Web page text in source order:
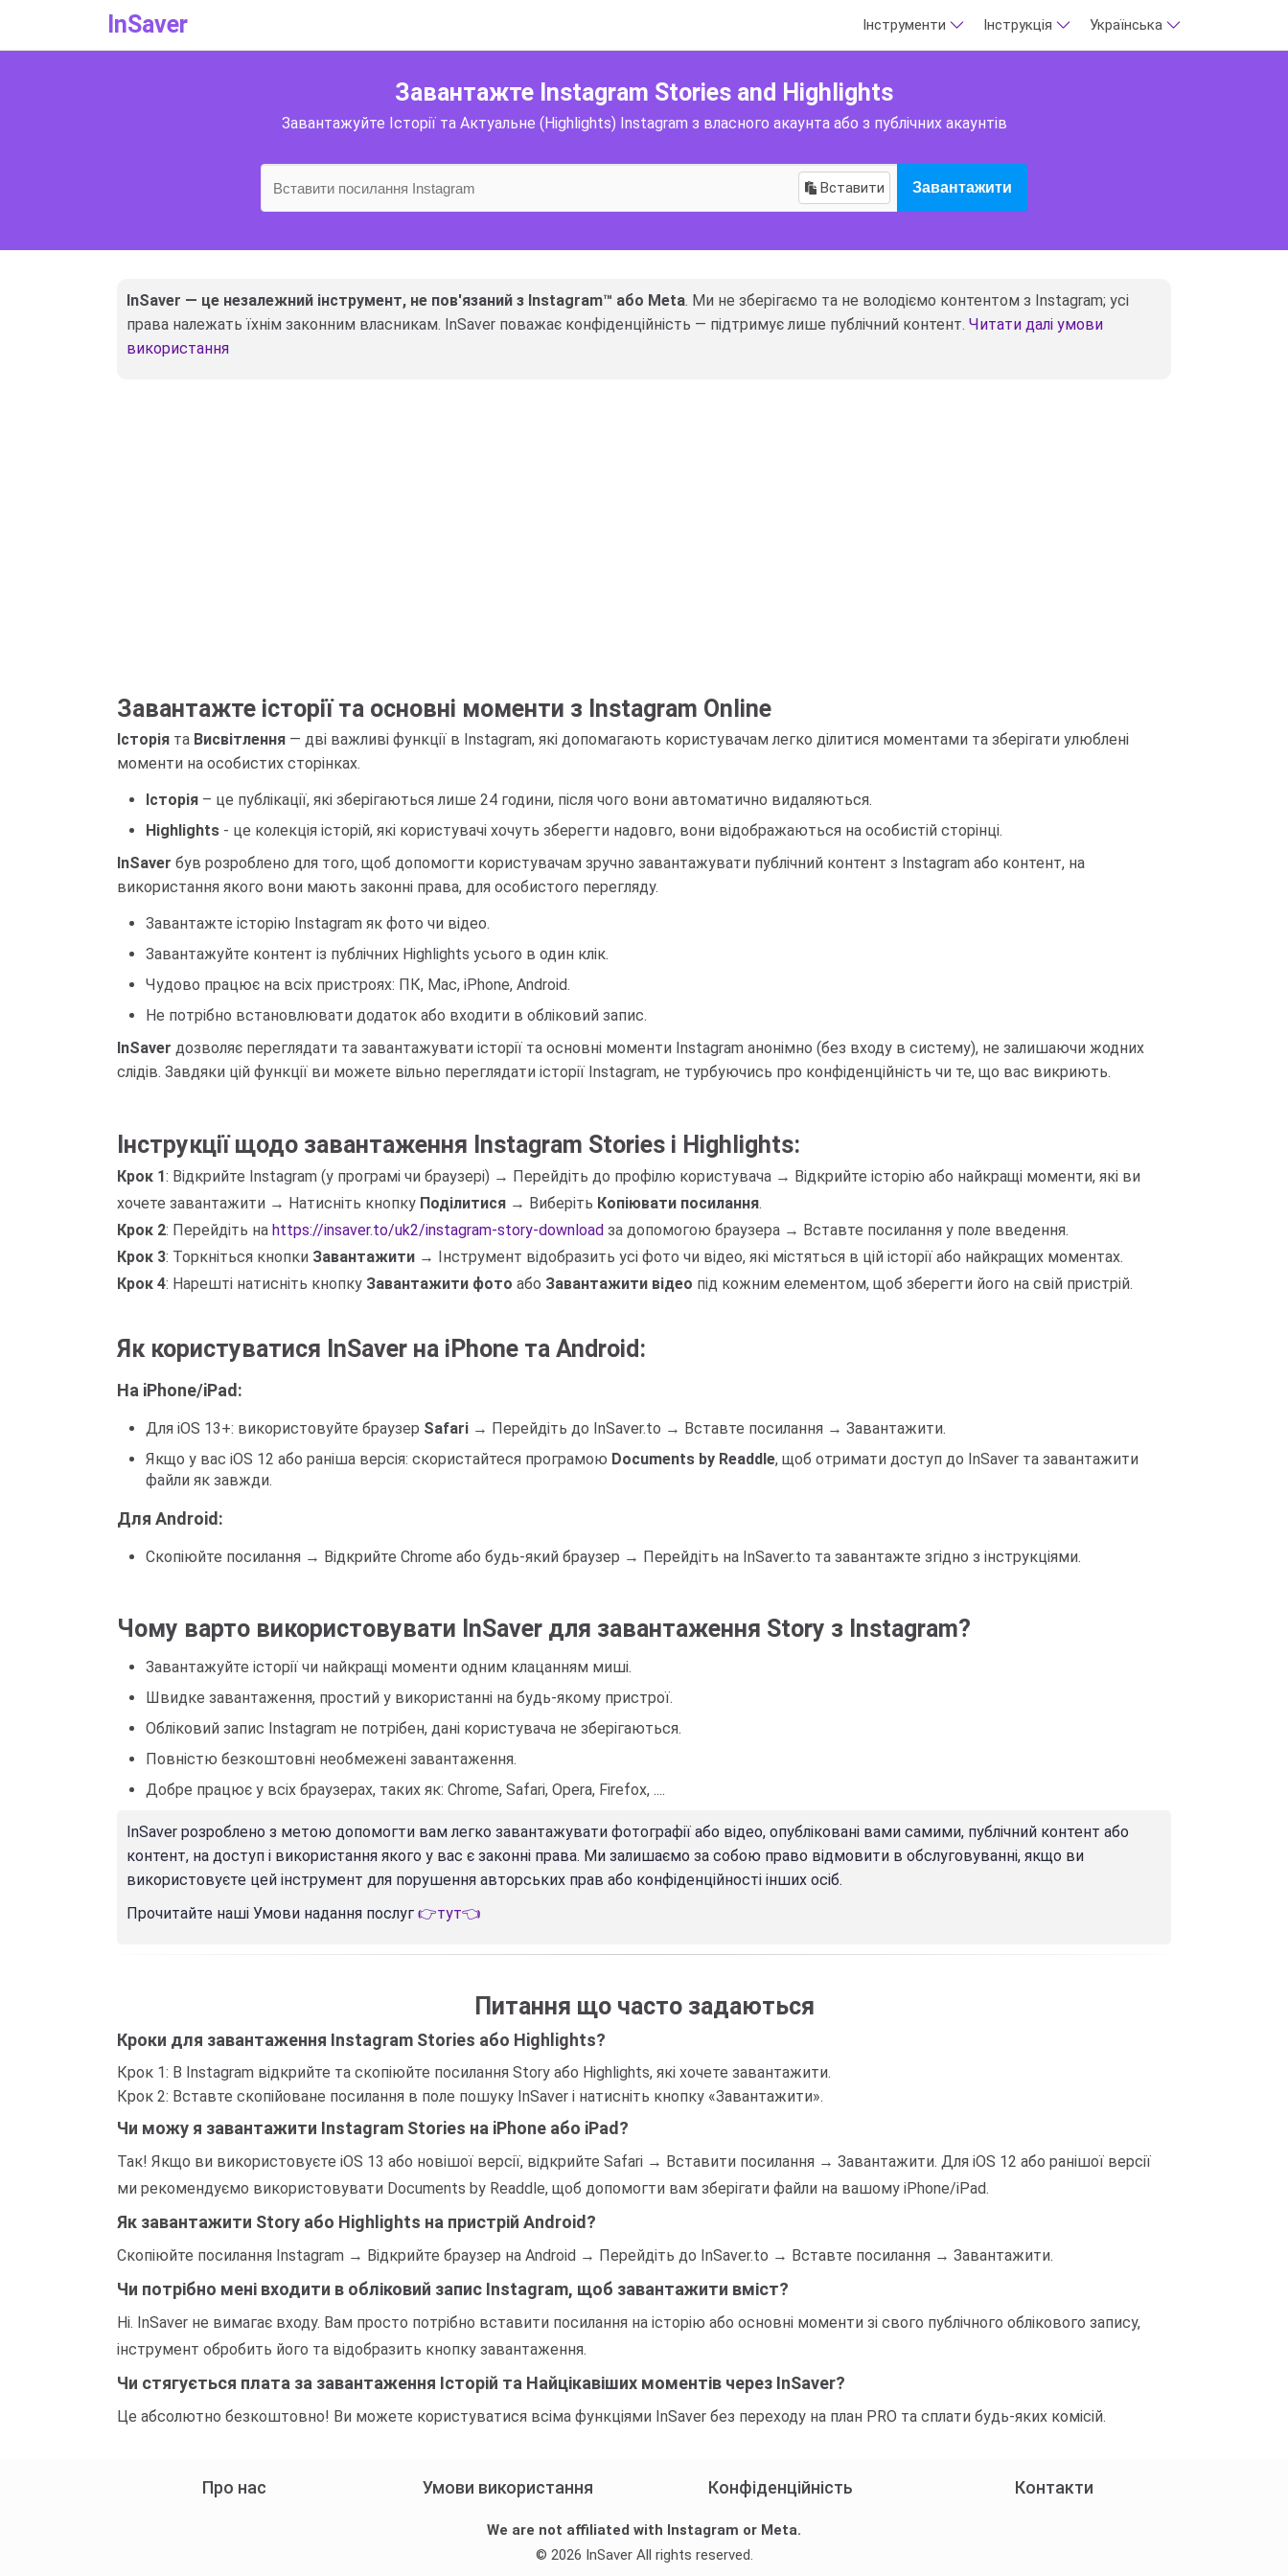
InSaver Інструменти Інструкція Українська
Завантажте Instagram Stories and Highlights
Завантажуйте Історії та Актуальне (Highlights) Instagram з власного акаунта або з публічних акаунтів
Вставити Завантажити
InSaver — це незалежний інструмент, не пов'язаний з Instagram™ або Meta. Ми не зберігаємо та не володіємо контентом з Instagram; усі
права належать їхнім законним власникам. InSaver поважає конфіденційність — підтримує лише публічний контент. Читати далі умови
використання
Завантажте історії та основні моменти з Instagram Online
Історія та Висвітлення — дві важливі функції в Instagram, які допомагають користувачам легко ділитися моментами та зберігати улюблені
моменти на особистих сторінках.
Історія – це публікації, які зберігаються лише 24 години, після чого вони автоматично видаляються.
Highlights - це колекція історій, які користувачі хочуть зберегти надовго, вони відображаються на особистій сторінці.
InSaver був розроблено для того, щоб допомогти користувачам зручно завантажувати публічний контент з Instagram або контент, на
використання якого вони мають законні права, для особистого перегляду.
Завантажте історію Instagram як фото чи відео.
Завантажуйте контент із публічних Highlights усього в один клік.
Чудово працює на всіх пристроях: ПК, Mac, iPhone, Android.
Не потрібно встановлювати додаток або входити в обліковий запис.
InSaver дозволяє переглядати та завантажувати історії та основні моменти Instagram анонімно (без входу в систему), не залишаючи жодних
слідів. Завдяки цій функції ви можете вільно переглядати історії Instagram, не турбуючись про конфіденційність чи те, що вас викриють.
Інструкції щодо завантаження Instagram Stories і Highlights:
Крок 1: Відкрийте Instagram (у програмі чи браузері) → Перейдіть до профілю користувача → Відкрийте історію або найкращі моменти, які ви
хочете завантажити → Натисніть кнопку Поділитися → Виберіть Копіювати посилання.
Крок 2: Перейдіть на https://insaver.to/uk2/instagram-story-download за допомогою браузера → Вставте посилання у поле введення.
Крок 3: Торкніться кнопки Завантажити → Інструмент відобразить усі фото чи відео, які містяться в цій історії або найкращих моментах.
Крок 4: Нарешті натисніть кнопку Завантажити фото або Завантажити відео під кожним елементом, щоб зберегти його на свій пристрій.
Як користуватися InSaver на iPhone та Android:
На iPhone/iPad:
Для iOS 13+: використовуйте браузер Safari → Перейдіть до InSaver.to → Вставте посилання → Завантажити.
Якщо у вас iOS 12 або раніша версія: скористайтеся програмою Documents by Readdle, щоб отримати доступ до InSaver та завантажити
файли як завжди.
Для Android:
Скопіюйте посилання → Відкрийте Chrome або будь-який браузер → Перейдіть на InSaver.to та завантажте згідно з інструкціями.
Чому варто використовувати InSaver для завантаження Story з Instagram?
Завантажуйте історії чи найкращі моменти одним клацанням миші.
Швидке завантаження, простий у використанні на будь-якому пристрої.
Обліковий запис Instagram не потрібен, дані користувача не зберігаються.
Повністю безкоштовні необмежені завантаження.
Добре працює у всіх браузерах, таких як: Chrome, Safari, Opera, Firefox, ....
InSaver розроблено з метою допомогти вам легко завантажувати фотографії або відео, опубліковані вами самими, публічний контент або
контент, на доступ і використання якого у вас є законні права. Ми залишаємо за собою право відмовити в обслуговуванні, якщо ви
використовуєте цей інструмент для порушення авторських прав або конфіденційності інших осіб.
Прочитайте наші Умови надання послуг 👉тут👈
Питання що часто задаються
Кроки для завантаження Instagram Stories або Highlights?
Крок 1: В Instagram відкрийте та скопіюйте посилання Story або Highlights, які хочете завантажити.
Крок 2: Вставте скопійоване посилання в поле пошуку InSaver і натисніть кнопку «Завантажити».
Чи можу я завантажити Instagram Stories на iPhone або iPad?
Так! Якщо ви використовуєте iOS 13 або новішої версії, відкрийте Safari → Вставити посилання → Завантажити. Для iOS 12 або ранішої версії
ми рекомендуємо використовувати Documents by Readdle, щоб допомогти вам зберігати файли на вашому iPhone/iPad.
Як завантажити Story або Highlights на пристрій Android?
Скопіюйте посилання Instagram → Відкрийте браузер на Android → Перейдіть до InSaver.to → Вставте посилання → Завантажити.
Чи потрібно мені входити в обліковий запис Instagram, щоб завантажити вміст?
Ні. InSaver не вимагає входу. Вам просто потрібно вставити посилання на історію або основні моменти зі свого публічного облікового запису,
інструмент обробить його та відобразить кнопку завантаження.
Чи стягується плата за завантаження Історій та Найцікавіших моментів через InSaver?
Це абсолютно безкоштовно! Ви можете користуватися всіма функціями InSaver без переходу на план PRO та сплати будь-яких комісій.
Про нас Умови використання Конфіденційність Контакти
We are not affiliated with Instagram or Meta.
© 2026 InSaver All rights reserved.